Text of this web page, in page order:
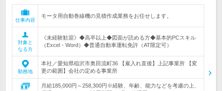
仕事内容
モータ用自動巻線機の見積作成業務をお任せします。
対象と
なる方
《未経験歓迎》◆高卒以上◆図面が読める方◆基本的PCスキル
（Excel・Word）◆普通自動車運転免許（AT限定可）
勤務地
本社／愛知県稲沢市奥田流町36 【雇入れ直後】上記事業所 【変
更の範囲】会社の定める事業所
月給185,000円～258,300円※経験、年齢、能力などを考慮の上、